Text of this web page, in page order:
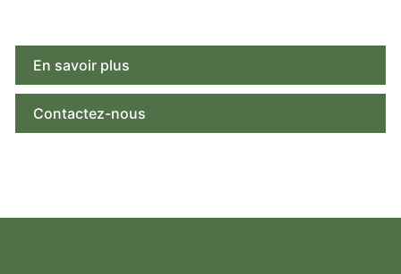
En savoir plus
Contactez-nous